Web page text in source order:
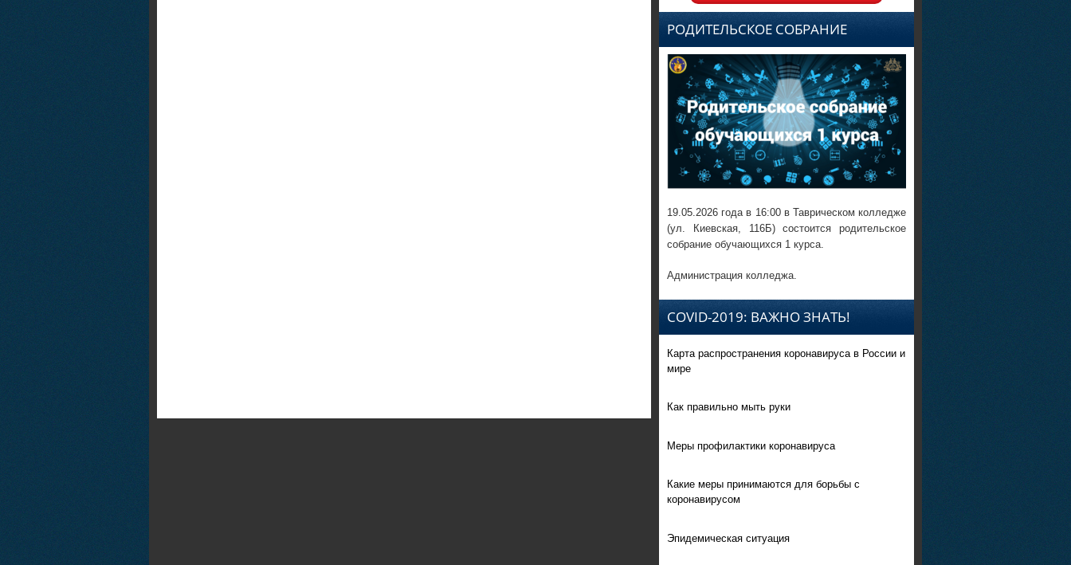
РОДИТЕЛЬСКОЕ СОБРАНИЕ
19.05.2026 года в 16:00 в Таврическом колледже
(ул. Киевская, 116Б) состоится родительское
собрание обучающихся 1 курса.
Администрация колледжа.
COVID-2019: ВАЖНО ЗНАТЬ!
Карта распространения коронавируса в России и
мире
Как правильно мыть руки
Меры профилактики коронавируса
Какие меры принимаются для борьбы с
коронавирусом
Эпидемическая ситуация